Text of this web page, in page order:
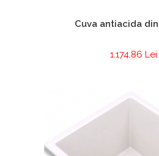
Cuva antiacida din
1.174,86 Lei